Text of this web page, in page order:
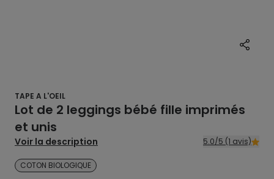
TAPE A L'OEIL
Lot de 2 leggings bébé fille imprimés
et unis
Voir la description 5.0/5 (1 avis)
COTON BIOLOGIQUE